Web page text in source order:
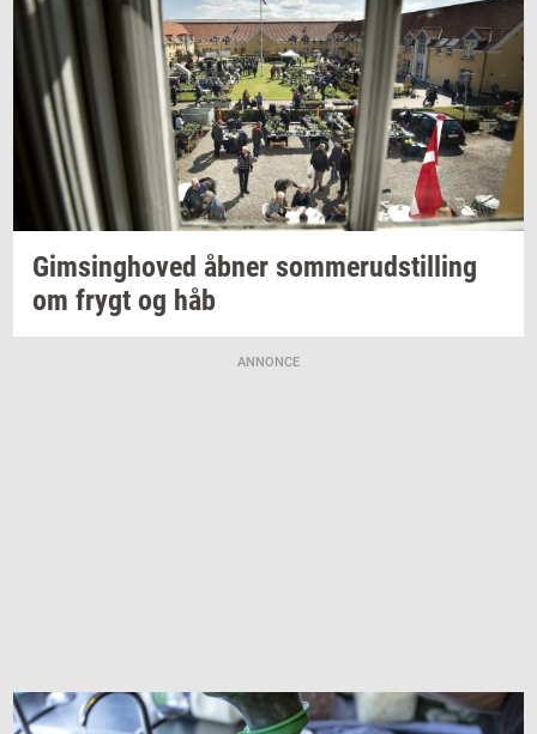
Gims­ing­ho­ved åbner som­mer­ud­stil­ling
om frygt og håb
ANNONCE